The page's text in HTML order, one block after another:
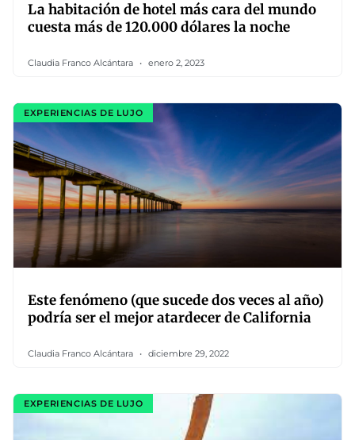
La habitación de hotel más cara del mundo
cuesta más de 120.000 dólares la noche
Claudia Franco Alcántara enero 2, 2023
EXPERIENCIAS DE LUJO
Este fenómeno (que sucede dos veces al año)
podría ser el mejor atardecer de California
Claudia Franco Alcántara diciembre 29, 2022
EXPERIENCIAS DE LUJO